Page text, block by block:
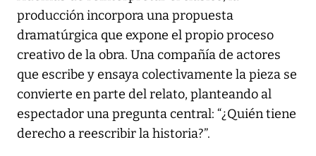
producción incorpora una propuesta
dramatúrgica que expone el propio proceso
creativo de la obra. Una compañía de actores
que escribe y ensaya colectivamente la pieza se
convierte en parte del relato, planteando al
espectador una pregunta central: “¿Quién tiene
derecho a reescribir la historia?”.